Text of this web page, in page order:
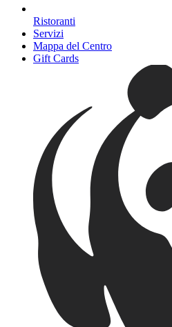
Ristoranti
Servizi
Mappa del Centro
Gift Cards